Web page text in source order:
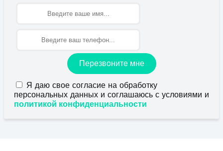
Перезвоните мне
Я даю свое согласие на обработку
персональных данных и соглашаюсь с условиями и
политикой конфиденциальности